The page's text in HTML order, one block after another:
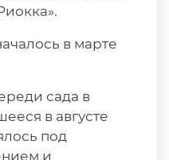
в марте
сада в
в августе
под
и